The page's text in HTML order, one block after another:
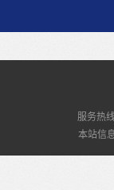
样。字词故事
都会换上一个新
过程中发音不
问题。根据教
要，适时合理
教学手段综合
服务热
本站信